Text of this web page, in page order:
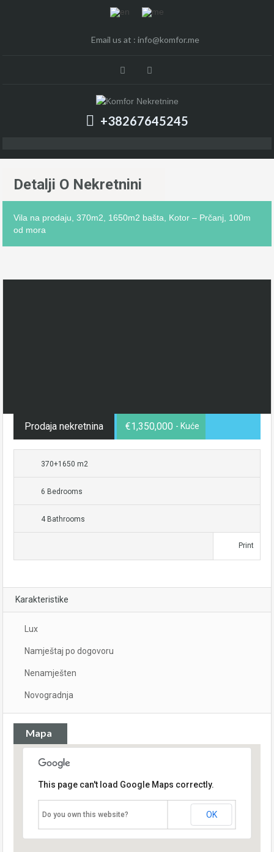
Email us at : info@komfor.me
+38267645245
Detalji O Nekretnini
Vila na prodaju, 370m2, 1650m2 bašta, Kotor – Prčanj, 100m
od mora
Prodaja nekretnina €1,350,000 - Kuće
370+1650 m2
6 Bedrooms
4 Bathrooms
Print
Karakteristike
Lux
Namještaj po dogovoru
Nenamješten
Novogradnja
Mapa
This page can't load Google Maps correctly.
Do you own this website? OK